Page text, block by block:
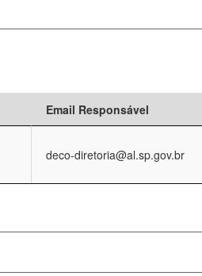
Email Responsável
deco-diretoria@al.sp.gov.br